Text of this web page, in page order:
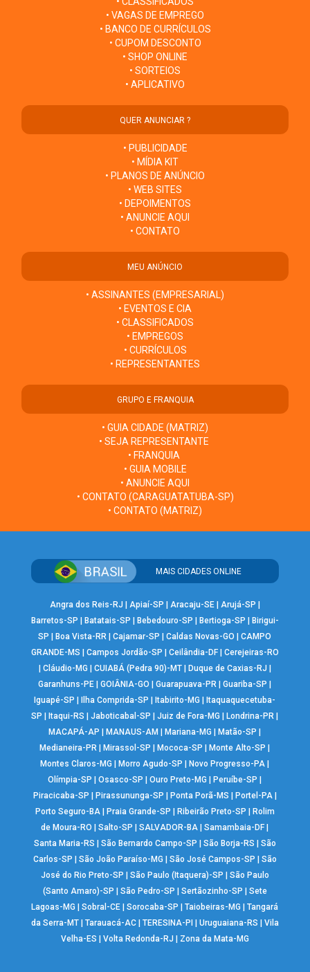
• VAGAS DE EMPREGO
• BANCO DE CURRÍCULOS
• CUPOM DESCONTO
• SHOP ONLINE
• SORTEIOS
• APLICATIVO
QUER ANUNCIAR ?
• PUBLICIDADE
• MÍDIA KIT
• PLANOS DE ANÚNCIO
• WEB SITES
• DEPOIMENTOS
• ANUNCIE AQUI
• CONTATO
MEU ANÚNCIO
• ASSINANTES (EMPRESARIAL)
• EVENTOS E CIA
• CLASSIFICADOS
• EMPREGOS
• CURRÍCULOS
• REPRESENTANTES
GRUPO E FRANQUIA
• GUIA CIDADE (MATRIZ)
• SEJA REPRESENTANTE
• FRANQUIA
• GUIA MOBILE
• ANUNCIE AQUI
• CONTATO (CARAGUATATUBA-SP)
• CONTATO (MATRIZ)
MAIS CIDADES ONLINE
Angra dos Reis-RJ | Apiaí-SP | Aracaju-SE| Arujá-SP |
Barretos-SP | Batatais-SP | Bebedouro-SP | Bertioga-SP | Birigui-
SP |Boa Vista-RR |Cajamar-SP |Caldas Novas-GO |CAMPO
GRANDE-MS | Campos Jordão-SP | Ceilândia-DF| Cerejeiras-RO
| Cláudio-MG | CUIABÁ (Pedra 90)-MT| Duque de Caxias-RJ |
Garanhuns-PE |GOIÂNIA-GO |Guarapuava-PR |Guariba-SP |
Iguapé-SP |Ilha Comprida-SP |Itabirito-MG |Itaquaquecetuba-
SP |Itaqui-RS |Jaboticabal-SP |Juiz de Fora-MG |Londrina-PR |
MACAPÁ-AP |MANAUS-AM |Mariana-MG |Matão-SP |
Medianeira-PR |Mirassol-SP |Mococa-SP |Monte Alto-SP |
Montes Claros-MG |Morro Agudo-SP |Novo Progresso-PA |
Olímpia-SP |Osasco-SP |Ouro Preto-MG |Peruíbe-SP |
Piracicaba-SP | Pirassununga-SP | Ponta Porã-MS | Portel-PA|
Porto Seguro-BA| Praia Grande-SP | Ribeirão Preto-SP | Rolim
de Moura-RO |Salto-SP |SALVADOR-BA |Samambaia-DF |
Santa Maria-RS | São Bernardo Campo-SP | São Borja-RS | São
Carlos-SP | São João Paraíso-MG | São José Campos-SP | São
José do Rio Preto-SP | São Paulo (Itaquera)-SP | São Paulo
(Santo Amaro)-SP | São Pedro-SP | Sertãozinho-SP | Sete
Lagoas-MG |Sobral-CE |Sorocaba-SP |Taiobeiras-MG |Tangará
da Serra-MT| Tarauacá-AC| TERESINA-PI | Uruguaiana-RS | Vila
Velha-ES | Volta Redonda-RJ | Zona da Mata-MG